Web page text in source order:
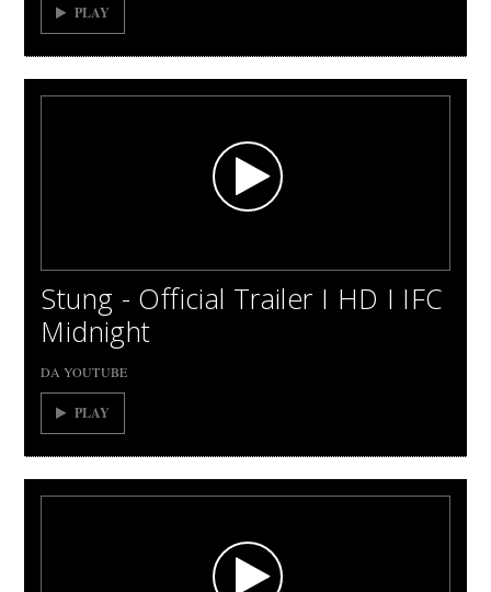
PLAY
Stung - Official Trailer I HD I IFC
Midnight
DA YOUTUBE
PLAY